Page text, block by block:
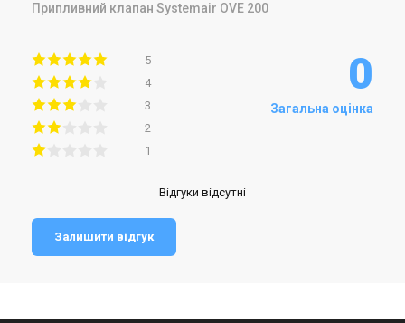
Припливний клапан Systemair OVЕ 200
5
4
3
2
1
0
Загальна оцінка
Відгуки відсутні
Залишити відгук